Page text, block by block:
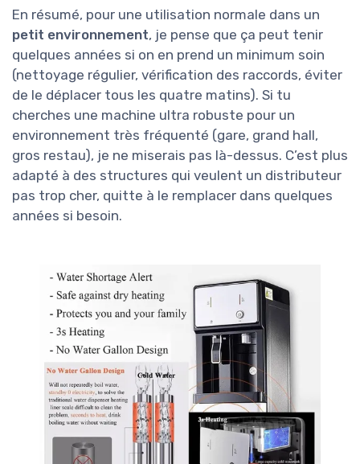
En résumé, pour une utilisation normale dans un
petit environnement, je pense que ça peut tenir
quelques années si on en prend un minimum soin
(nettoyage régulier, vérification des raccords, éviter
de le déplacer tous les quatre matins). Si tu
cherches une machine ultra robuste pour un
environnement très fréquenté (gare, grand hall,
gros restau), je ne miserais pas là-dessus. C’est plus
adapté à des structures qui veulent un distributeur
pas trop cher, quitte à le remplacer dans quelques
années si besoin.